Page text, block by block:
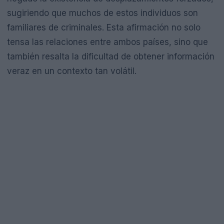
sugiriendo que muchos de estos individuos son
familiares de criminales. Esta afirmación no solo
tensa las relaciones entre ambos países, sino que
también resalta la dificultad de obtener información
veraz en un contexto tan volátil.